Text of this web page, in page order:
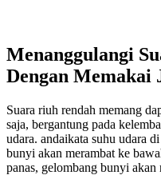
Menanggulangi
Dengan Memakai
Suara riuh rendah memang
saja, bergantung pada
udara. andaikata suhu udara
bunyi akan merambat ke
panas, gelombang bunyi akan